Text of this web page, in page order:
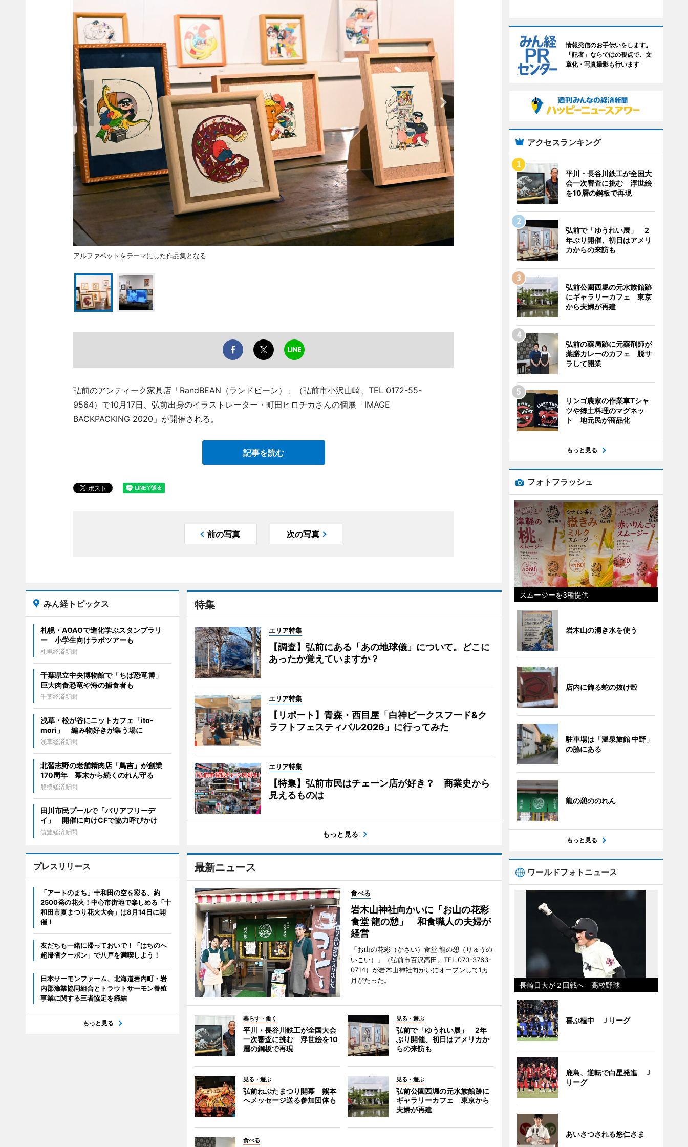
アルファベットをテーマにした作品集となる
弘前のアンティーク家具店「RandBEAN（ランドビーン）」（弘前市小沢山崎、TEL 0172-55-
9564）で10月17日、弘前出身のイラストレーター・町田ヒロチカさんの個展「IMAGE
BACKPACKING 2020」が開催される。
記事を読む
前の写真 次の写真
特集
エリア特集
【調査】弘前にある「あの地球儀」について。どこに
あったか覚えていますか？
エリア特集
【リポート】青森・西目屋「白神ピークスフード&ク
ラフトフェスティバル2026」に行ってみた
エリア特集
【特集】弘前市民はチェーン店が好き？ 商業史から
見えるものは
もっと見る
最新ニュース
食べる
岩木山神社向かいに「お山の花彩
食堂 龍の憩」 和食職人の夫婦が
経営
「お山の花彩（かさい）食堂 龍の憩（りゅうの
いこい）」（弘前市百沢高田、TEL 070-3763-
0714）が岩木山神社向かいにオープンして1カ
月がたった。
暮らす・働く
平川・長谷川鉄工が全国大会
一次審査に挑む 浮世絵を10
層の鋼板で再現
見る・遊ぶ
弘前で「ゆうれい展」 2年
ぶり開催、初日はアメリカか
らの来訪も
見る・遊ぶ
弘前ねぷたまつり開幕 熊本
へメッセージ送る参加団体も
見る・遊ぶ
弘前公園西堀の元水族館跡に
ギャラリーカフェ 東京から
夫婦が再建
食べる
みん経トピックス
札幌・AOAOで進化学ぶスタンプラリ
ー 小学生向けラボツアーも
札幌経済新聞
千葉県立中央博物館で「ちば恐竜博」
巨大肉食恐竜や海の捕食者も
千葉経済新聞
浅草・松が谷にニットカフェ「ito-
mori」 編み物好きが集う場に
浅草経済新聞
北習志野の老舗精肉店「鳥吉」が創業
170周年 幕末から続くのれん守る
船橋経済新聞
田川市民プールで「バリアフリーデ
イ」 開催に向けCFで協力呼びかけ
筑豊経済新聞
プレスリリース
「アートのまち」十和田の空を彩る、約
2500発の花火！中心市街地で楽しめる「十
和田市夏まつり花火大会」は8月14日に開
催！
友だちも一緒に帰っておいで！「はちのへ
超帰省クーポン」で八戸を満喫しよう！
日本サーモンファーム、北海道岩内町・岩
内郡漁業協同組合とトラウトサーモン養殖
事業に関する三者協定を締結
もっと見る
情報発信のお手伝いをします。
「記者」ならではの視点で、文
章化・写真撮影も行います
アクセスランキング
平川・長谷川鉄工が全国大
会一次審査に挑む 浮世絵
を10層の鋼板で再現
弘前で「ゆうれい展」 2
年ぶり開催、初日はアメリ
カからの来訪も
弘前公園西堀の元水族館跡
にギャラリーカフェ 東京
から夫婦が再建
弘前の薬局跡に元薬剤師が
薬膳カレーのカフェ 脱サ
ラして開業
リンゴ農家の作業車Tシャ
ツや郷土料理のマグネッ
ト 地元民が商品化
もっと見る
フォトフラッシュ
スムージーを3種提供
岩木山の湧き水を使う
店内に飾る蛇の抜け殻
駐車場は「温泉旅館 中野」
の脇にある
龍の憩ののれん
もっと見る
ワールドフォトニュース
長崎日大が２回戦へ 高校野球
喜ぶ植中 Ｊリーグ
鹿島、逆転で白星発進 Ｊ
リーグ
あいさつされる悠仁さま